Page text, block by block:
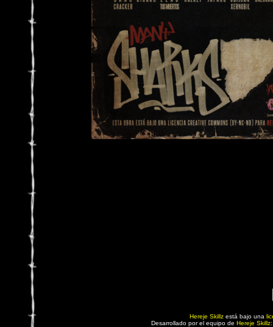
Hereje Skillz está bajo una
Desarrollado por el equipo de Hereje Skillz